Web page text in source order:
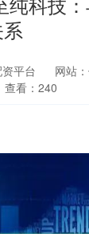
平台 网站
查看：240